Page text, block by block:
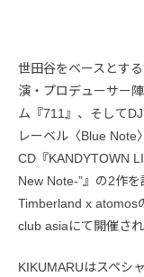
世田谷をベースとす
演・プロデューサー
ム『711』、そして
レーベル〈Blue Note
CD『KANDYTOWN
New Note-”』の2作を
Timberland x atomos
club asiaにて開催され
KIKUMARUはスペシ